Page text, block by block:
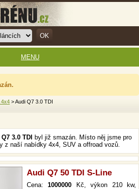
4x4 > Audi Q7 3.0 TDI
3.0 TDI
byl již smazán. Místo něj jsme pro
z naší nabídky 4x4, SUV a offroad vozů.
Audi Q7 50 TDI S-Line
Cena:1000000 Kč, výkon 210 kw,
MENU